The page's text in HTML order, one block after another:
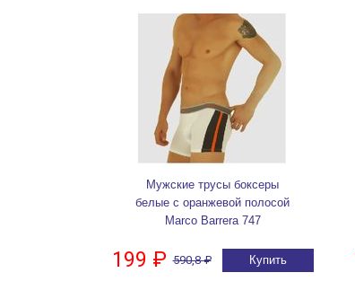
Мужские трусы боксеры
белые с оранжевой полосой
Marco Barrera 747
199 ₽ 590,8 ₽ Купить